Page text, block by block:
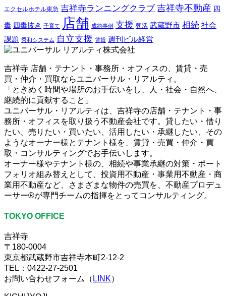
エクセルホテル東急 吉祥寺ランニングクラブ 吉祥寺不動産 四
毒 四毒抜き 子育て 店舗 成約事例 支援 朝活 武蔵野市 相続 社会
課題 秀和システム 自立支援 賃貸 週刊ビル経営
吉祥寺 店舗・テナント・事務所・オフィスの、賃貸・売
買・仲介・買取ならユニバーサル・リアルティ。
「ときめく時間や場所のお手伝いをし、人・社会・自然へ、
継続的に貢献すること」
ユニバーサル・リアルティは、吉祥寺の店舗・テナント・事
務所・オフィスを取り扱う不動産会社です。貸したい・借り
たい、売りたい・買いたい、活用したい・承継したい、その
ようなオーナー様とテナント様を、賃貸・売買・仲介・買
取・コンサルティングでお手伝いします。
オーナー様やテナント様の、相続や事業承継の対策・ポート
フォリオ組み替えとして、投資用不動産・事業用不動産・商
業用不動産など、さまざまな物件の売買を、不動産プロデュ
ーサー®が専門チームの指揮をとってコンサルティング。
TOKYO OFFICE
吉祥寺
〒180-0004
東京都武蔵野市吉祥寺本町2-12-2
TEL：0422-27-2501
お問い合わせフォーム（ LINK）